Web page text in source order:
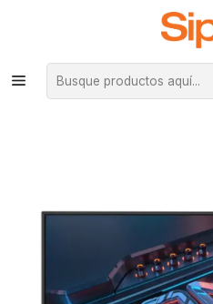
¡Compra hasta mediodía y recibe hoy!
Santiago. Envío gratis desde $29.990
Inicio Marcas
Monitor Gamer Gigabyte